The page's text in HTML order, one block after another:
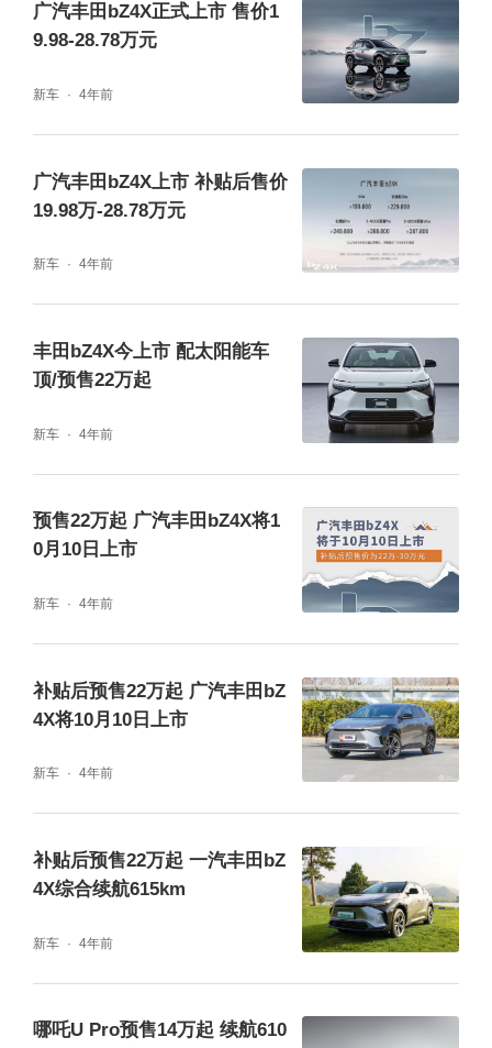
广汽丰田bZ4X搭载更环保、更清洁的高效太
阳能充电穹顶，可以通过吸收太阳能获得电量
补充续航，每年获得的电量，可供增加续航里
程约1750km。
主动安全方面，搭载全新“TSS 3.0智行安全辅
助套装”，使驾驶者无论在拥堵或顺畅行驶、上
下车、以及更多无法预知的关键时刻，都可提
广汽丰田bZ4X正式上市 售价1
9.98-28.78万元
新车 4年前
广汽丰田bZ4X上市 补贴后售价
19.98万-28.78万元
新车 4年前
丰田bZ4X今上市 配太阳能车
顶/预售22万起
新车 4年前
预售22万起 广汽丰田bZ4X将1
0月10日上市
新车 4年前
补贴后预售22万起 广汽丰田bZ
4X将10月10日上市
新车 4年前
补贴后预售22万起 一汽丰田bZ
4X综合续航615km
新车 4年前
哪吒U Pro预售14万起 续航610